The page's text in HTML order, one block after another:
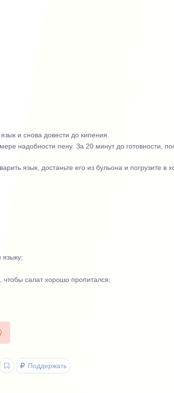
и снова довести до кипения.
надобности пену. За 20 минут до готовности,
язык, достаньте его из бульона и погрузите в
чтобы салат хорошо пропитался;
Поддержать